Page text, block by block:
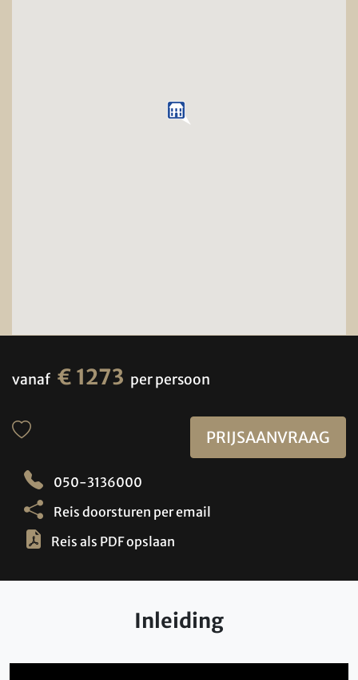
vanaf € 1273 per persoon
PRIJSAANVRAAG
050-3136000
Reis doorsturen per email
Reis als PDF opslaan
Inleiding